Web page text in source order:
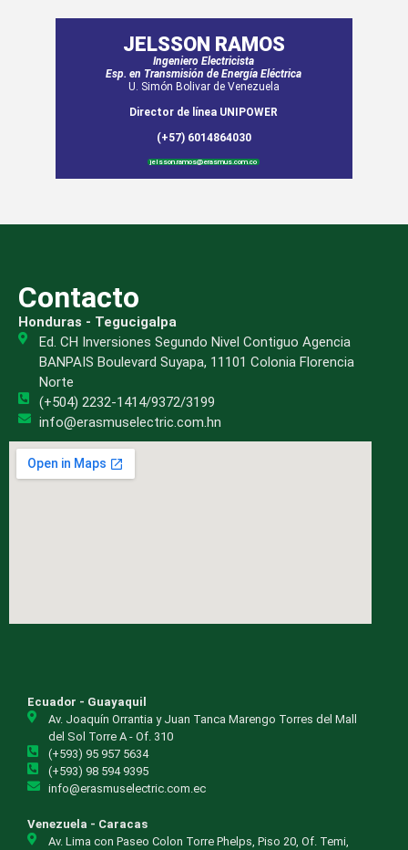
JELSSON RAMOS
Ingeniero Electricista
Esp. en Transmisión de Energía Eléctrica
U. Simón Bolivar de Venezuela
Director de línea UNIPOWER
(+57) 6014864030
jelsson.ramos@erasmus.com.co
Contacto
Honduras - Tegucigalpa
Ed. CH Inversiones Segundo Nivel Contiguo Agencia
BANPAIS Boulevard Suyapa, 11101 Colonia Florencia
Norte
(+504) 2232-1414/9372/3199
info@erasmuselectric.com.hn
Ecuador - Guayaquil
Av. Joaquín Orrantia y Juan Tanca Marengo Torres del Mall
del Sol Torre A - Of. 310
(+593) 95 957 5634
(+593) 98 594 9395
info@erasmuselectric.com.ec
Venezuela - Caracas
Av. Lima con Paseo Colon Torre Phelps, Piso 20, Of. Temi,